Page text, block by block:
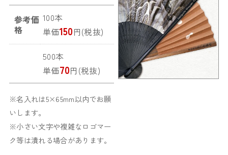
参考価
格
100本
単価150円(税抜)
500本
単価70円(税抜)
※名入れは5×65mm以内でお願
いします。
※小さい文字や複雑なロゴマー
ク等は潰れる場合があります。